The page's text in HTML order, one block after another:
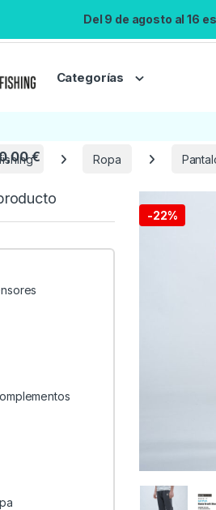
Del 9 de agosto al 16
Categorías
Ropa
-22%